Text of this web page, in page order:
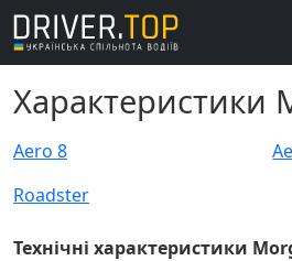
Характеристики
Aero 8
Roadster
Технічні характеристики